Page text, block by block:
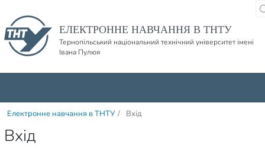
ЕЛЕКТРОННЕ НАВЧАННЯ В ТНТУ
Тернопільський національний технічний університет імені
Івана Пулюя
Електронне навчання в ТНТУ / Вхід
Вхід